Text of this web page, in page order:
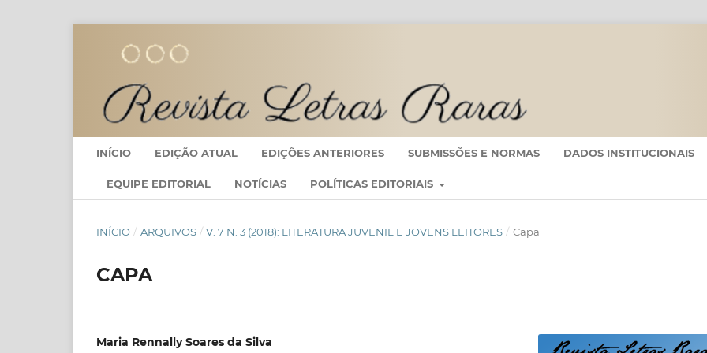
INÍCIO EDIÇÃO ATUAL EDIÇÕES ANTERIORES SUBMISSÕES E NORMAS DADOS INSTITUCIONAIS
EQUIPE EDITORIAL NOTÍCIAS POLÍTICAS EDITORIAIS
INÍCIO / ARQUIVOS / V. 7 N. 3 (2018): LITERATURA JUVENIL E JOVENS LEITORES / Capa
CAPA
Maria Rennally Soares da Silva